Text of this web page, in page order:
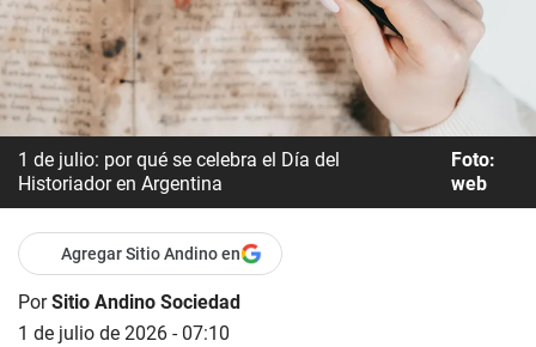
1 de julio: por qué se celebra el Día del
Historiador en Argentina
Foto:
web
Agregar Sitio Andino en
PorSitio Andino Sociedad
1 de julio de 2026 - 07:10